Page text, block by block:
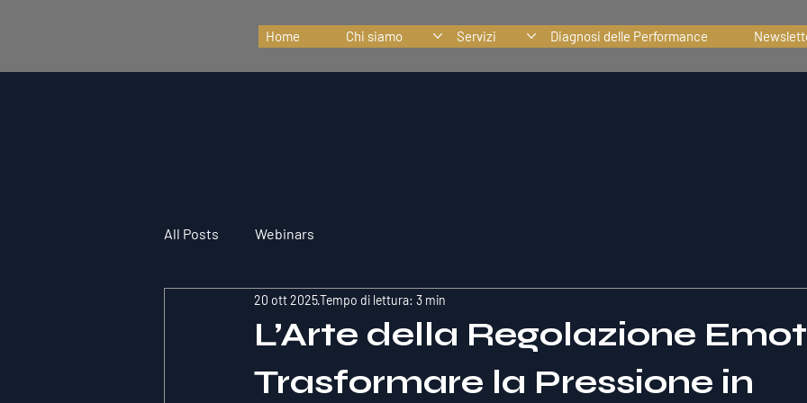
Home Chi siamo Servizi Diagnosi delle Performance
All Posts Webinars
L’Arte della Regolazione
Trasformare la Pressione in
20 ott 2025Tempo di lettura: 3 min